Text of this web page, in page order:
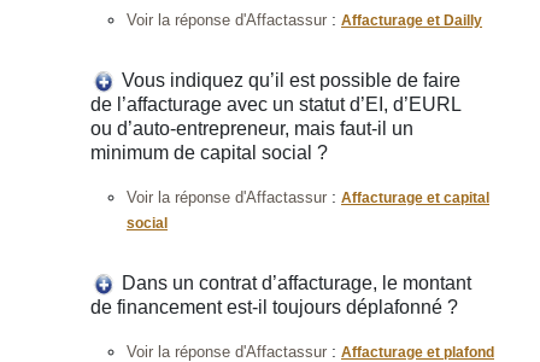
Voir la réponse d'Affactassur : Affacturage et Dailly
Vous indiquez qu’il est possible de faire
de l’affacturage avec un statut d’EI, d’EURL
ou d’auto-entrepreneur, mais faut-il un
minimum de capital social ?
Voir la réponse d'Affactassur : Affacturage et capital
social
Dans un contrat d’affacturage, le montant
de financement est-il toujours déplafonné ?
Voir la réponse d'Affactassur : Affacturage et plafond